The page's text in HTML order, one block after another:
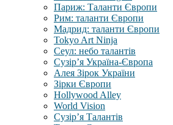
Париж: Таланти Європи
Рим: таланти Європи
Мадрид: таланти Європи
Tokyo Art Ninja
Сеул: небо талантів
Сузір’я Україна-Європа
Алея Зірок України
Зірки Європи
Hollywood Alley
World Vision
Сузір’я Талантів